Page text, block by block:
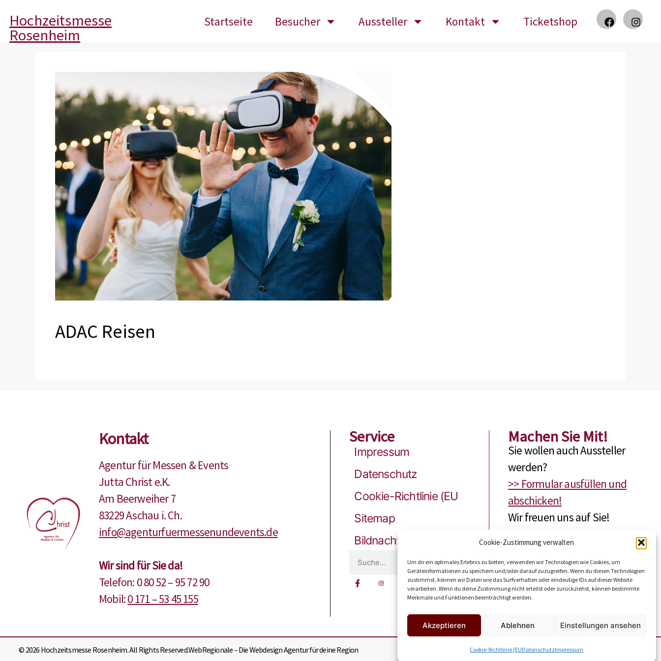
Cookie-Zustimmung verwalten
Um dir ein optimales Erlebnis zu bieten, verwenden wir Technologien wie Cookies, um
Geräteinformationen zu speichern und/oder darauf zuzugreifen. Wenn du diesen Technologien
zustimmst, können wir Daten wie das Surfverhalten oder eindeutige IDs auf dieser Website
verarbeiten. Wenn du deine Zustimmung nicht erteilst oder zurückziehst, können bestimmte
Merkmale und Funktionen beeinträchtigt werden.
Akzeptieren Ablehnen Einstellungen ansehen
Cookie-Richtlinie (EUDatenschutzImpressum
Hochzeitsmesse
Rosenheim
Startseite Besucher Aussteller Kontakt Ticketshop
ADAC Reisen
Kontakt
Agentur für Messen & Events
Jutta Christ e.K.
Am Beerweiher 7
83229 Aschau i. Ch.
info@agenturfuermessenundevents.de
Wir sind für Sie da!
Telefon: 0 80 52 – 95 72 90
Mobil:0 171 – 53 45 155
Service
Impressum
Datenschutz
Cookie-Richtlinie (EU
Sitemap
Bildnachweis
Machen Sie Mit!
Sie wollen auch Aussteller
werden?
>> Formular ausfüllen und
abschicken!
Wir freuen uns auf Sie!
© 2026 Hochzeitsmesse Rosenheim. All Rights Reserved.WebRegionale – Die Webdesign Agentur für deine Region